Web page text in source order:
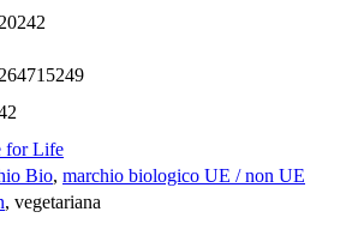
for Life
Bio, marchio biologico UE / non UE
, vegetariana